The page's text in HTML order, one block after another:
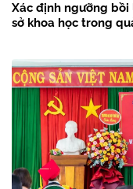
Xác định ngưỡng bồi
sở khoa học trong